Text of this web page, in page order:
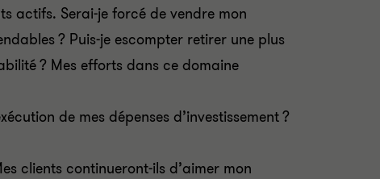
actifs. Serai-je forcé de vendre mon
? Puis-je escompter retirer une plus
? Mes efforts dans ce domaine
de mes dépenses d’investissement ?
clients continueront-ils d’aimer mon